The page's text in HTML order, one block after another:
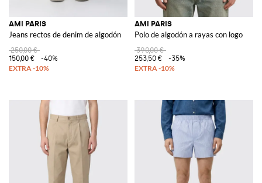
AMI PARIS
Jeans rectos de denim de algodón
250,00 €
150,00 €
-40%
AMI PARIS
Polo de algodón a rayas con logo
390,00 €
253,50 €
-35%